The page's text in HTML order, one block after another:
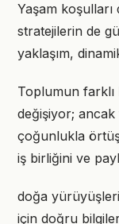
Yaşam
stratejilerin de
yaklaşım,
Toplumun farklı
değişiyor;
çoğunlukla
iş birliğini ve
doğa
için doğru